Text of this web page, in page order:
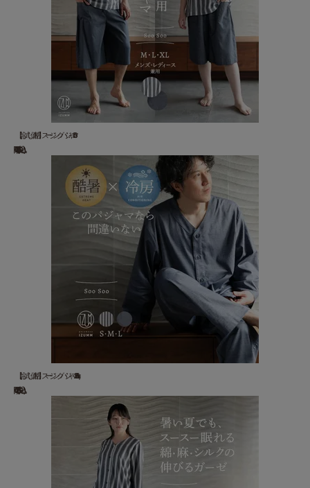
【お試し価格】スージングパジャマ "Soo ...
18,700 円(税込)
【お試し価格】スージングパジャマ”Soo Soo&qu...
22,000 円(税込)